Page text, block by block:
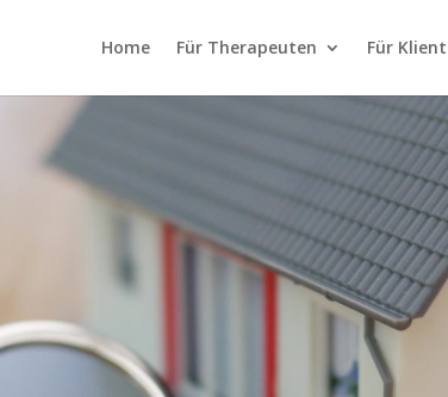
Home Für Therapeuten Für